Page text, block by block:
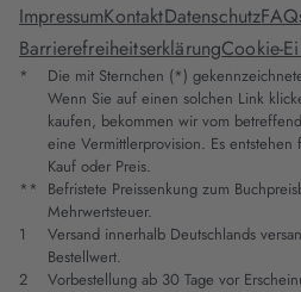
ImpressumKontaktDatenschutz
BarrierefreiheitserklärungCookie-
*
Die mit Sternchen (*)
Wenn Sie auf einen solchen Link
kaufen, bekommen wir vom
eine Vermittlerprovision. Es
Kauf oder Preis.
** Befristete Preissenkung zum
Mehrwertsteuer.
1
Versand innerhalb Deutschlands
Bestellwert.
2
Vorbestellung ab 30 Tage vor